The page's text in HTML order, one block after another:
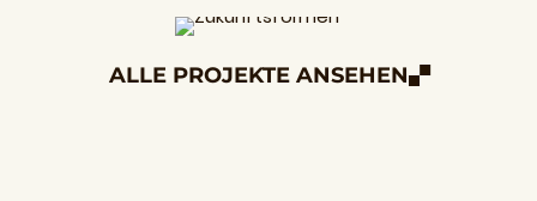
ALLE PROJEKTE ANSEHEN